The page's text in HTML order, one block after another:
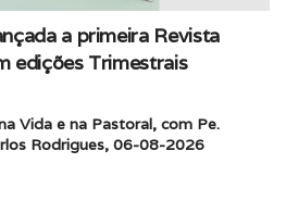
a primeira Revista
edições Trimestrais
Vida e na Pastoral, com Pe.
Rodrigues, 06-08-2026